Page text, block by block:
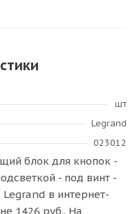
шт
Legrand
023012
блок для кнопок -
- под винт -
в интернет-
1426 руб.. На